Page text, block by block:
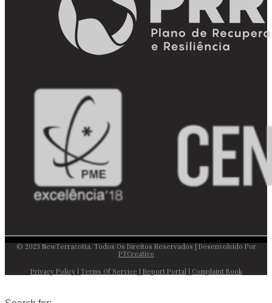
© 2023 NewTerracotta. Todos Os Direitos Reservados | Desenvolvido Por
PTCreative
Privacy Policy| Terms Of Service Report Portal Complaint Book